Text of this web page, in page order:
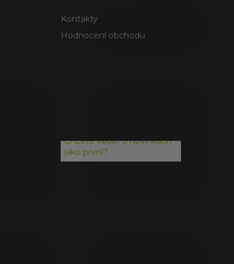
Kontakty
Hodnocení obchodu
Chcete vědět o novinkách
jako první?